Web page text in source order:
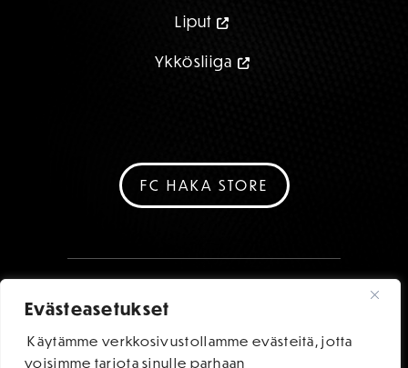
Evästeasetukset
Käytämme verkkosivustollamme evästeitä, jotta
voisimme tarjota sinulle parhaan
Liput
Ykkösliiga
FC HAKA STORE